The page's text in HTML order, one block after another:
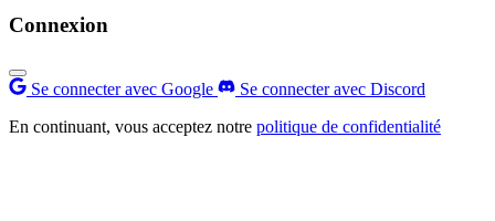
Connexion
Se connecter avec Google
Se connecter avec Discord
En continuant, vous acceptez notre politique de confidentialité